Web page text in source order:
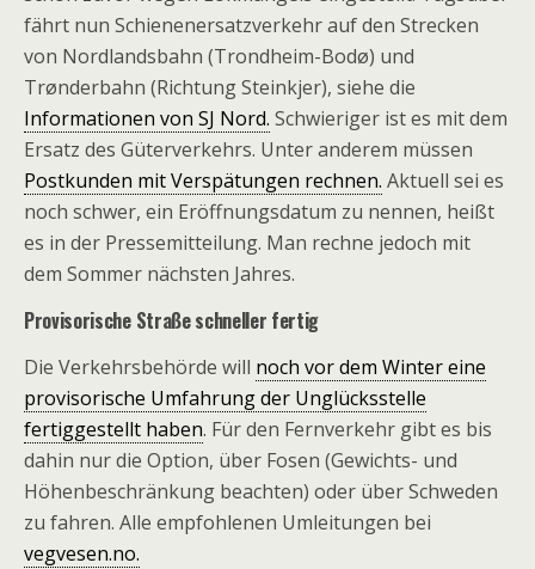
fährt nun Schienenersatzverkehr auf den Strecken
von Nordlandsbahn (Trondheim-Bodø) und
Trønderbahn (Richtung Steinkjer), siehe die
Informationen von SJ Nord. Schwieriger ist es mit dem
Ersatz des Güterverkehrs. Unter anderem müssen
Postkunden mit Verspätungen rechnen. Aktuell sei es
noch schwer, ein Eröffnungsdatum zu nennen, heißt
es in der Pressemitteilung. Man rechne jedoch mit
dem Sommer nächsten Jahres.
Provisorische Straße schneller fertig
Die Verkehrsbehörde will noch vor dem Winter eine
provisorische Umfahrung der Unglücksstelle
fertiggestellt haben. Für den Fernverkehr gibt es bis
dahin nur die Option, über Fosen (Gewichts- und
Höhenbeschränkung beachten) oder über Schweden
zu fahren. Alle empfohlenen Umleitungen bei
vegvesen.no.